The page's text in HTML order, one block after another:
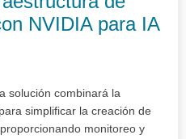
NVIDIA para IA
solución combinará la
simplificar la creación de
monitoreo y